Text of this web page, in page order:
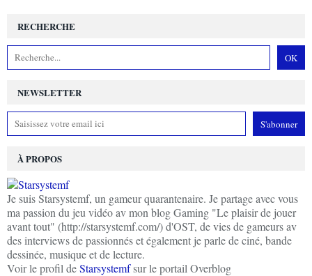
NEWSLETTER
RECHERCHE
À PROPOS
Je suis Starsystemf, un gameur quarantenaire. Je partage avec vous
ma passion du jeu vidéo av mon blog Gaming "Le plaisir de jouer
avant tout" (http://starsystemf.com/) d'OST, de vies de gameurs av
des interviews de passionnés et également je parle de ciné, bande
dessinée, musique et de lecture.
Voir le profil deStarsystemfsur le portail Overblog